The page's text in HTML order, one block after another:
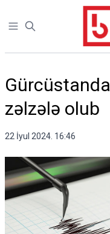
Open sidebar
zəlzələ olub
22 İyul 2024. 16:46